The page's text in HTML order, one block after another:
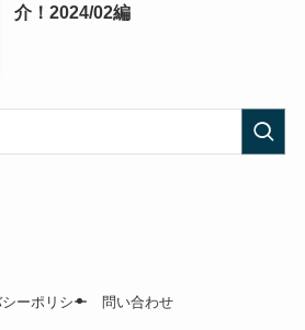
介！2024/02編
ーポリシー 問い合わせ